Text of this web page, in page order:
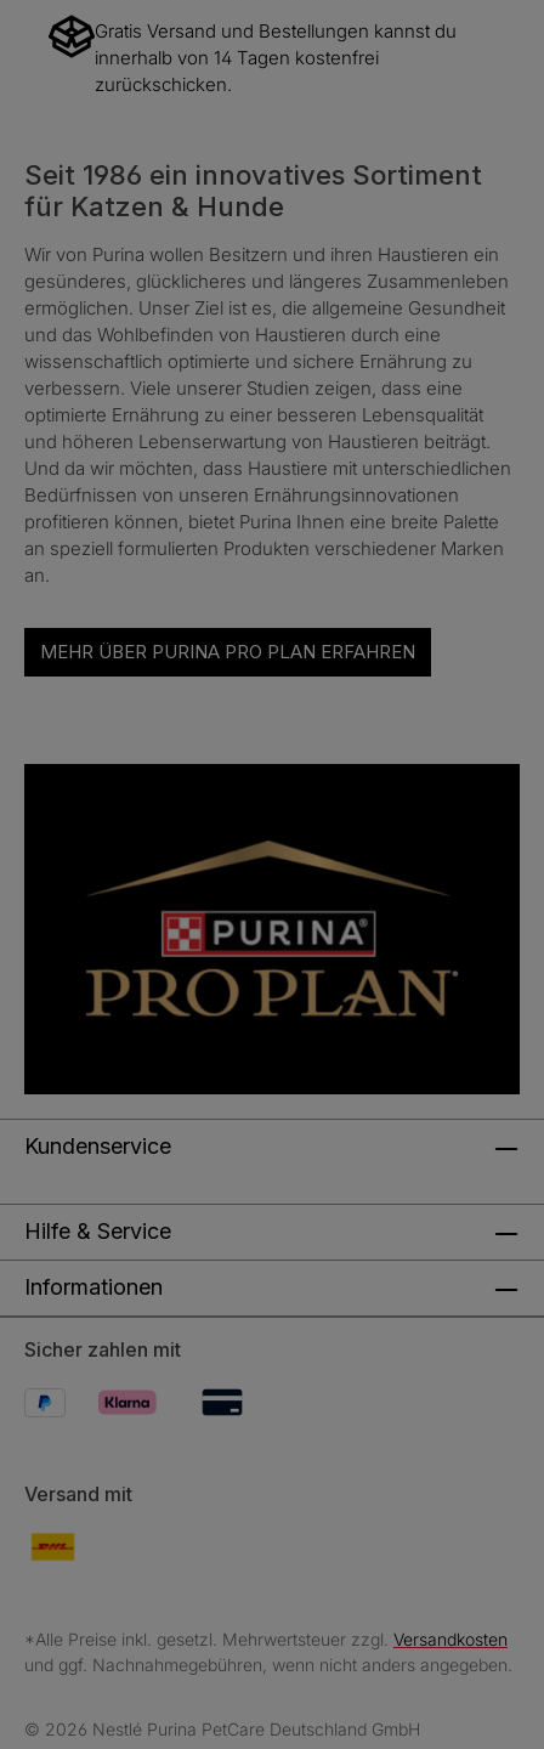
Gratis Versand und Bestellungen kannst du
innerhalb von 14 Tagen kostenfrei
zurückschicken.
Seit 1986 ein innovatives Sortiment
für Katzen & Hunde
Wir von Purina wollen Besitzern und ihren Haustieren ein
gesünderes, glücklicheres und längeres Zusammenleben
ermöglichen. Unser Ziel ist es, die allgemeine Gesundheit
und das Wohlbefinden von Haustieren durch eine
wissenschaftlich optimierte und sichere Ernährung zu
verbessern. Viele unserer Studien zeigen, dass eine
optimierte Ernährung zu einer besseren Lebensqualität
und höheren Lebenserwartung von Haustieren beiträgt.
Und da wir möchten, dass Haustiere mit unterschiedlichen
Bedürfnissen von unseren Ernährungsinnovationen
profitieren können, bietet Purina Ihnen eine breite Palette
an speziell formulierten Produkten verschiedener Marken
an.
MEHR ÜBER PURINA PRO PLAN ERFAHREN
Kundenservice
Hilfe & Service
Informationen
*Alle Preise inkl. gesetzl. Mehrwertsteuer zzgl. Versandkosten
und ggf. Nachnahmegebühren, wenn nicht anders angegeben.
© 2026 Nestlé Purina PetCare Deutschland GmbH
Sicher zahlen mit
Versand mit